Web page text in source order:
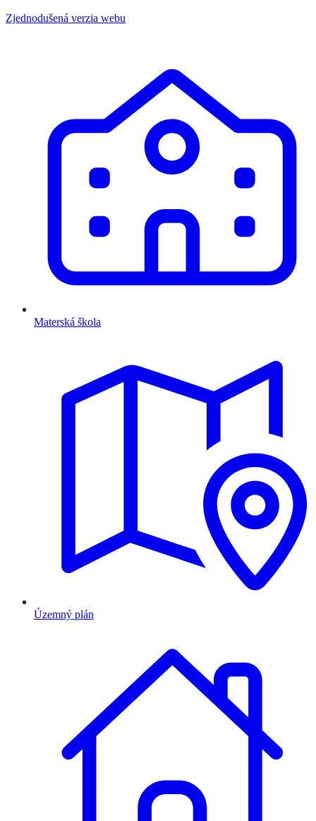
Zjednodušená verzia webu
Materská škola
Územný plán